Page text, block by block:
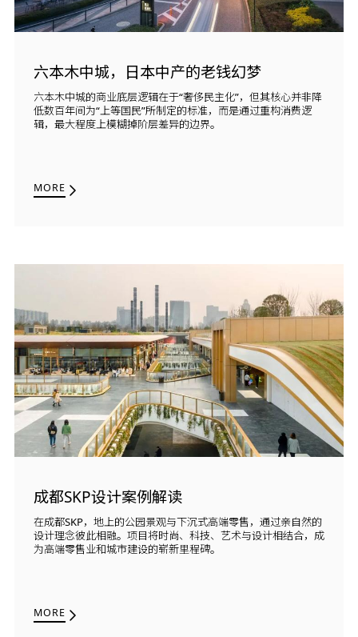
六本木中城，日本中产的老钱幻梦
六本木中城的商业底层逻辑在于“奢侈民主化”，但其核心并非降
低数百年间为“上等国民”所制定的标准，而是通过重构消费逻
辑，最大程度上模糊掉阶层差异的边界。
MORE
成都SKP设计案例解读
在成都SKP，地上的公园景观与下沉式高端零售，通过亲自然的
设计理念彼此相融。项目将时尚、科技、艺术与设计相结合，成
为高端零售业和城市建设的崭新里程碑。
MORE